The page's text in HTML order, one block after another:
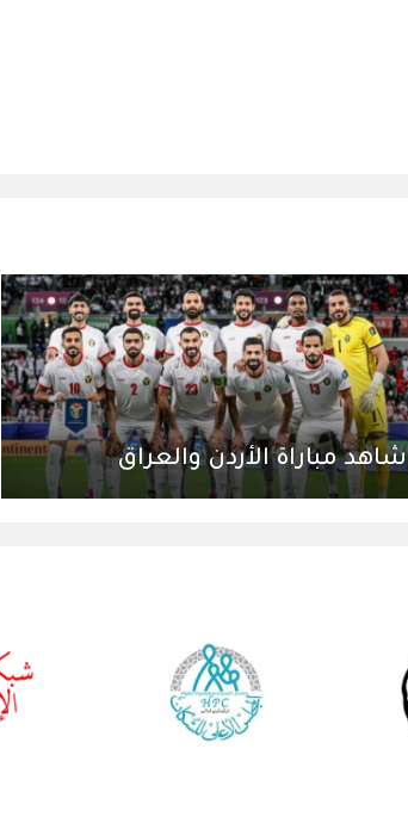
شاهد مباراة الأردن والعراق